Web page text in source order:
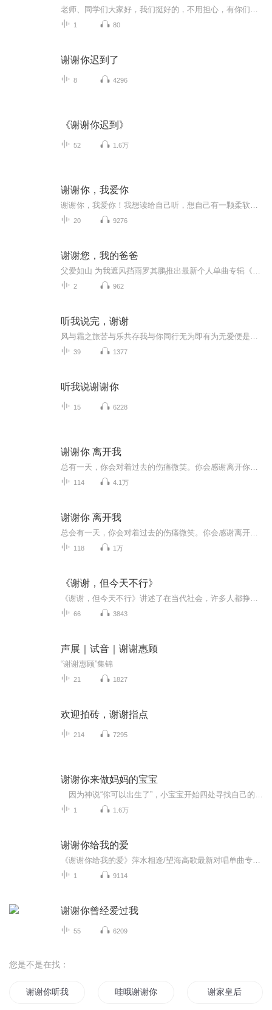
1 80
谢谢你迟到了
8 4296
《谢谢你迟到》
52 1.6万
谢谢你，我爱你
20 9276
谢谢您，我的爸爸
2 962
听我说完，谢谢
39 1377
听我说谢谢你
15 6228
谢谢你 离开我
114 4.1万
谢谢你 离开我
118 1万
《谢谢，但今天不行》
66 3843
声展｜试音｜谢谢惠顾
“谢谢惠顾”集锦
21 1827
欢迎拍砖，谢谢指点
214 7295
谢谢你来做妈妈的宝宝
1 1.6万
谢谢你给我的爱
1 9114
谢谢你曾经爱过我
55 6209
您是不是在找：
谢谢你听我的声音 哇哦谢谢你 谢家皇后